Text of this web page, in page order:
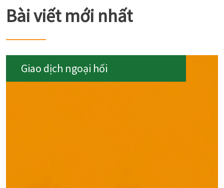
Bài viết mới nhất
Giao dịch ngoại hối